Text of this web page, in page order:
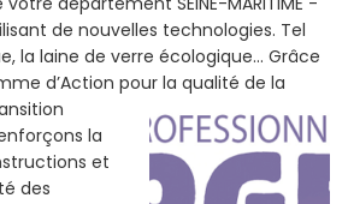
de nouvelles technologies. Tel
la laine de verre écologique... Grâce
d’Action pour la qualité de la
la
et
des